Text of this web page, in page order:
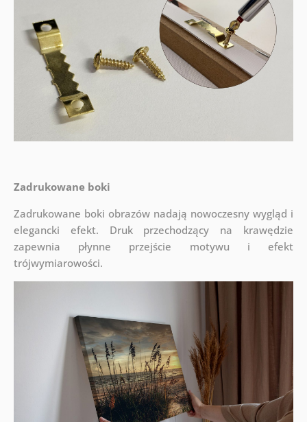
Zadrukowane boki
Zadrukowane boki obrazów nadają nowoczesny wygląd i
elegancki efekt. Druk przechodzący na krawędzie
zapewnia płynne przejście motywu i efekt
trójwymiarowości.